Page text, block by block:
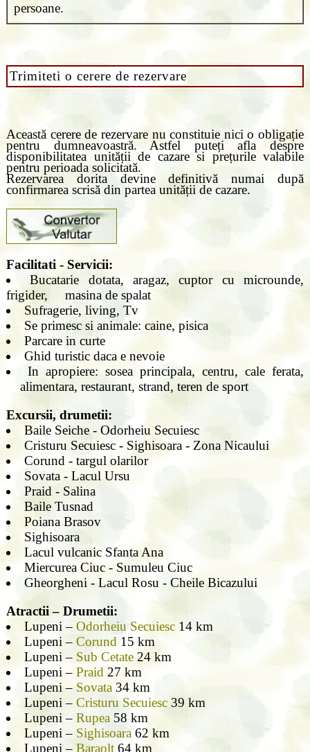
persoane.
Trimiteti o cerere de rezervare
Această cerere de rezervare nu constituie nici o obligație
pentru dumneavoastră. Astfel puteți afla despre
disponibilitatea unității de cazare si prețurile valabile
pentru perioada solicitată.
Rezervarea dorita devine definitivă numai după
confirmarea scrisă din partea unității de cazare.
Facilitati - Servicii:
Bucatarie dotata, aragaz, cuptor cu microunde,
frigider, masina de spalat
Sufragerie, living, Tv
Se primesc si animale: caine, pisica
Parcare in curte
Ghid turistic daca e nevoie
In apropiere: sosea principala, centru, cale ferata,
alimentara, restaurant, strand, teren de sport
Excursii, drumetii:
Baile Seiche - Odorheiu Secuiesc
Cristuru Secuiesc - Sighisoara - Zona Nicaului
Corund - targul olarilor
Sovata - Lacul Ursu
Praid - Salina
Baile Tusnad
Poiana Brasov
Sighisoara
Lacul vulcanic Sfanta Ana
Miercurea Ciuc - Sumuleu Ciuc
Gheorgheni - Lacul Rosu - Cheile Bicazului
Atractii – Drumetii:
Lupeni – Odorheiu Secuiesc14 km
Lupeni – Corund 15 km
Lupeni – Sub Cetate24 km
Lupeni – Praid 27 km
Lupeni – Sovata 34 km
Lupeni – Cristuru Secuiesc39 km
Lupeni – Rupea 58 km
Lupeni – Sighisoara62 km
Lupeni – Baraolt64 km